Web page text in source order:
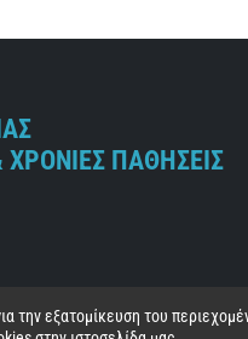
ΠΑΘΗΣΕΙΣ
την εξατομίκευση του